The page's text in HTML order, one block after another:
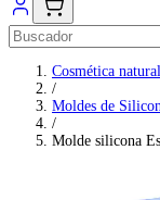
Cosmética natural
/
Moldes de
/
Molde silicona